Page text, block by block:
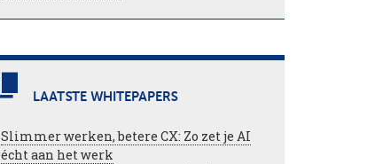
LAATSTE WHITEPAPERS
Slimmer werken, betere CX: Zo zet je AI
écht aan het werk